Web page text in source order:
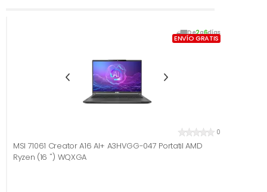
De2a6días
ENVÍO GRATIS
0
MSI 71061 Creator A16 AI+ A3HVGG-047 Portatil AMD
Ryzen (16 '') WQXGA